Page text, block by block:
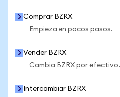
Comprar BZRX
Empieza en pocos pasos.
Vender BZRX
Cambia BZRX por efectivo.
Intercambiar BZRX